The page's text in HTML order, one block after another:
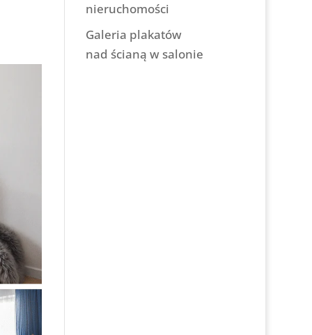
nieruchomości
Galeria plakatów
nad ścianą w salonie